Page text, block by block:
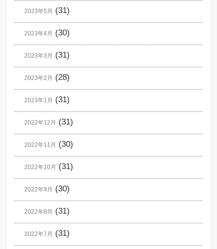
2023年5月 (31)
2023年4月 (30)
2023年3月 (31)
2023年2月 (28)
2023年1月 (31)
2022年12月 (31)
2022年11月 (30)
2022年10月 (31)
2022年9月 (30)
2022年8月 (31)
2022年7月 (31)